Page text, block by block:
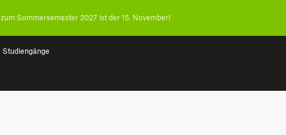
Studiengänge
zum Sommersemester 2027 ist der 15. November!